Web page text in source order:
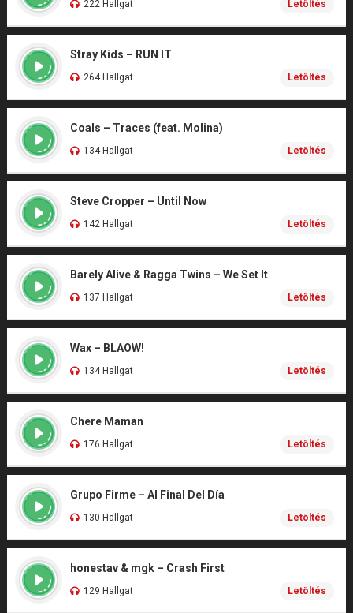
222 Hallgat Letöltés
Stray Kids – RUN IT
264 Hallgat Letöltés
Coals – Traces (feat. Molina)
134 Hallgat Letöltés
Steve Cropper – Until Now
142 Hallgat Letöltés
Barely Alive & Ragga Twins – We Set It
137 Hallgat Letöltés
Wax – BLAOW!
134 Hallgat Letöltés
Chere Maman
176 Hallgat Letöltés
Grupo Firme – Al Final Del Día
130 Hallgat Letöltés
honestav & mgk – Crash First
129 Hallgat Letöltés